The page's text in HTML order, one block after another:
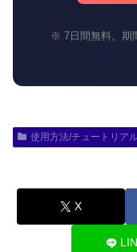
※ 7日間無料。期
使用方法/チュートリア
X